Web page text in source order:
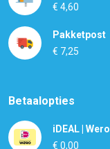
€ 4,60
Pakketpost
€ 7,25
Betaalopties
iDEAL | Wero
€ 0,00